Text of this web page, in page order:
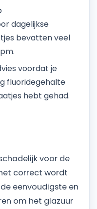
dagelijkse
bevatten veel
voordat je
fluoridegehalte
hebt gehad.
voor de
correct wordt
eenvoudigste en
om het glazuur